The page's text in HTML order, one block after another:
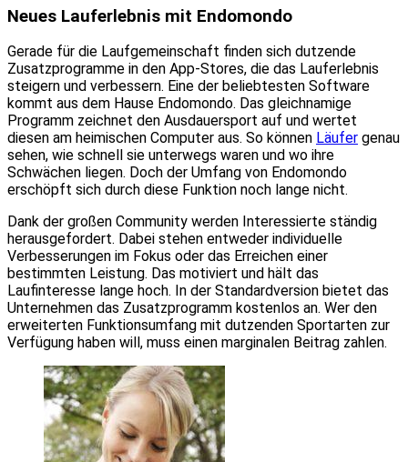
Neues Lauferlebnis mit Endomondo
Gerade für die Laufgemeinschaft finden sich dutzende
Zusatzprogramme in den App-Stores, die das Lauferlebnis
steigern und verbessern. Eine der beliebtesten Software
kommt aus dem Hause Endomondo. Das gleichnamige
Programm zeichnet den Ausdauersport auf und wertet
diesen am heimischen Computer aus. So können Läufer genau
sehen, wie schnell sie unterwegs waren und wo ihre
Schwächen liegen. Doch der Umfang von Endomondo
erschöpft sich durch diese Funktion noch lange nicht.
Dank der großen Community werden Interessierte ständig
herausgefordert. Dabei stehen entweder individuelle
Verbesserungen im Fokus oder das Erreichen einer
bestimmten Leistung. Das motiviert und hält das
Laufinteresse lange hoch. In der Standardversion bietet das
Unternehmen das Zusatzprogramm kostenlos an. Wer den
erweiterten Funktionsumfang mit dutzenden Sportarten zur
Verfügung haben will, muss einen marginalen Beitrag zahlen.